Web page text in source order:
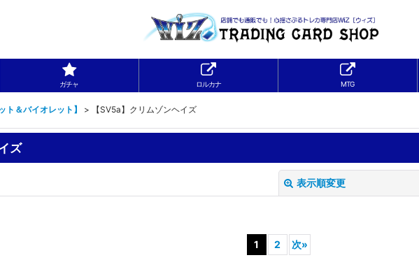
ガチャ ロルカナ MTG
＆バイオレット】 > 【SV5a】クリムゾンヘイズ
ズ
表示順変更
1 2 次»